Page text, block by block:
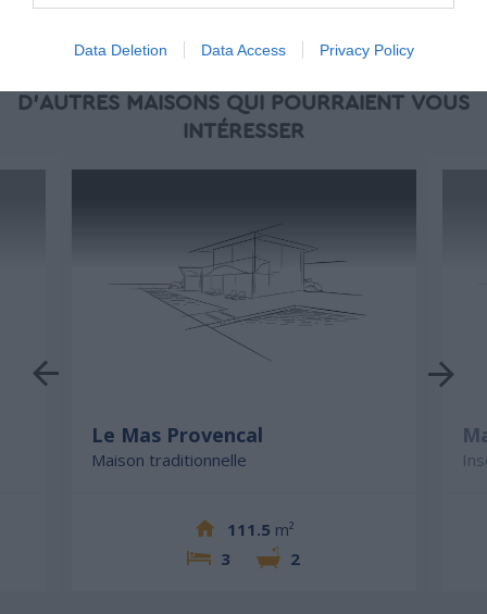
Data Deletion Data Access Privacy Policy
D'AUTRES MAISONS QUI POURRAIENT VOUS
INTÉRESSER
Le Mas Provencal
Maison traditionnelle
111.5 m²
3
2